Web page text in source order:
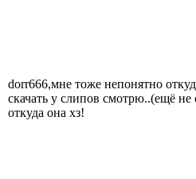
dorr666,мне тоже непонятно
скачать у слипов смотрю..(ещё
откуда она хз!